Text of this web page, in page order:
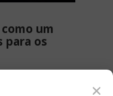
um
para os